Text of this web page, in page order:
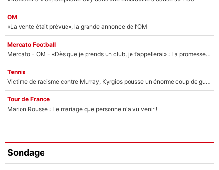
OM
«La vente était prévue», la grande annonce de l’OM
Mercato Football
Mercato - OM - «Dès que je prends un club, je t’appellerai» : La promesse de Marcelino au moment de claquer la porte
Tennis
Victime de racisme contre Murray, Kyrgios pousse un énorme coup de gueule !
Tour de France
Marion Rousse : Le mariage que personne n'a vu venir !
Sondage